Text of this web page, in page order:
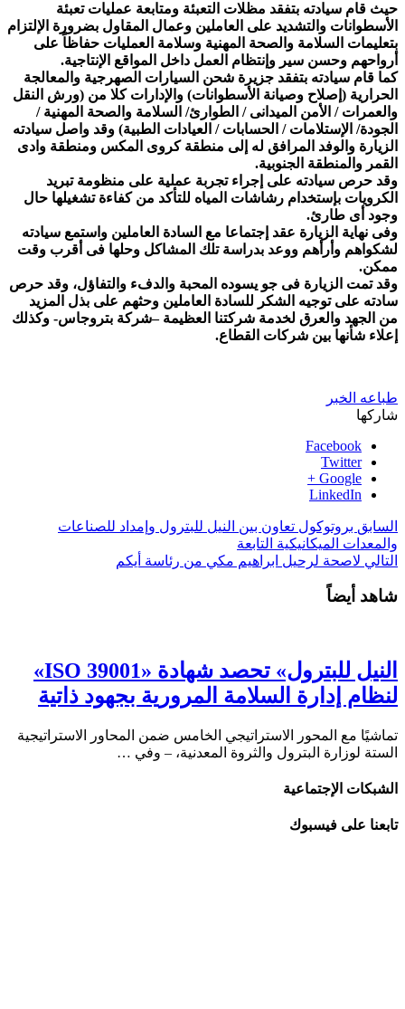
حيث قام سيادته بتفقد مظلات التعبئة ومتابعة عمليات تعبئة
الأسطوانات والتشديد على العاملين وعمال المقاول بضرورة الإلتزام
بتعليمات السلامة والصحة المهنية وسلامة العمليات حفاظاً على
أرواحهم وحسن سير وإنتظام العمل داخل المواقع الإنتاجية.
كما قام سيادته بتفقد جزيرة شحن السيارات الصهرجية والمعالجة
الحرارية (إصلاح وصيانة الأسطوانات) والإدارات كلا من (ورش النقل
والعمرات / الأمن الميدانى / الطوارئ/ السلامة والصحة المهنية /
الجودة/ الإستلامات / الحسابات / العيادات الطبية) وقد واصل سيادته
الزيارة والوفد المرافق له إلى منطقة كروى المكس ومنطقة وادى
القمر والمنطقة الجنوبية.
وقد حرص سيادته على إجراء تجربة عملية على منظومة تبريد
الكرويات بإستخدام رشاشات المياه للتأكد من كفاءة تشغيلها حال
وجود أى طارئ.
وفى نهاية الزيارة عقد إجتماعا مع السادة العاملين واستمع سيادته
لشكواهم وأرأهم ووعد بدراسة تلك المشاكل وحلها فى أقرب وقت
ممكن.
وقد تمت الزيارة فى جو يسوده المحبة والدفء والتفاؤل، وقد حرص
سادته على توجيه الشكر للسادة العاملين وحثهم على بذل المزيد
من الجهد والعرق لخدمة شركتنا العظيمة –شركة بتروجاس- وكذلك
إعلاء شأنها بين شركات القطاع.
طباعه الخبر
شاركها
Facebook
Twitter
Google +
LinkedIn
السابق بروتوكول تعاون بين النيل للبترول وإمداد للصناعات
والمعدات الميكانيكية التابعة
التالي لاصحة لرحيل ابراهيم مكي من رئاسة أيكم
شاهد أيضاً
النيل للبترول» تحصد شهادة «ISO 39001»
لنظام إدارة السلامة المرورية بجهود ذاتية
تماشيًا مع المحور الاستراتيجي الخامس ضمن المحاور الاستراتيجية
الستة لوزارة البترول والثروة المعدنية، – وفي …
الشبكات الإجتماعية
تابعنا على فيسبوك